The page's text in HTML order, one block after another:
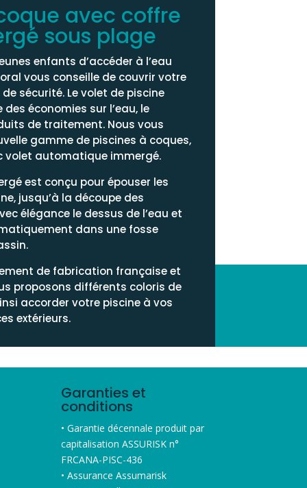
avec coffre
sous plage
enfants d’accéder à l’eau
vous conseille de couvrir votre
sécurité. Le volet de piscine
économies sur l’eau, le
de traitement. Nous vous
gamme de piscines à coques,
volet automatique immergé.
est conçu pour épouser les
jusqu’à la découpe des
élégance le dessus de l’eau et
dans une fosse
de fabrication française et
proposons différents coloris de
accorder votre piscine à vos
extérieurs.
Garanties et
conditions
• Garantie décennale produit par
capitalisation ASSURISK n°
FRCANA-PISC-436
• Assurance Assumarisk